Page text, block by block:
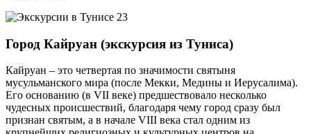
Город Кайруан (экскурсия из Туниса)
Кайруан – это четвертая по значимости святыня
мусульманского мира (после Мекки, Медины и Иерусалима).
Его основанию (в VII веке) предшествовало несколько
чудесных происшествий, благодаря чему город сразу был
признан святым, а в начале VIII века стал одним из